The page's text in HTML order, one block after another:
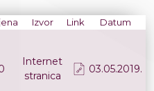
Izvor Link Datum
Internet
stranica
03.05.2019.